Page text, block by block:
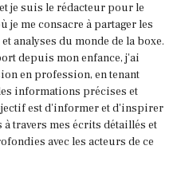
je suis le rédacteur pour le
je me consacre à partager les
analyses du monde de la boxe.
depuis mon enfance, j'ai
en profession, en tenant
informations précises et
est d'informer et d'inspirer
travers mes écrits détaillés et
avec les acteurs de ce